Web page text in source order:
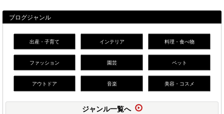
ブログジャンル
出産・子育て インテリア 料理・食べ物
ファッション 園芸 ペット
アウトドア 音楽 美容・コスメ
ジャンル一覧へ